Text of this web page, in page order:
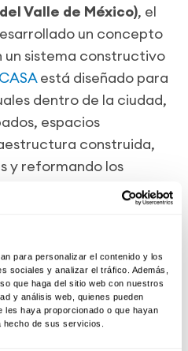
para personalizar el contenido y los
sociales y analizar el tráfico. Además,
que haga del sitio web con nuestros
y análisis web, quienes pueden
les haya proporcionado o que hayan
de sus servicios.
Valle de México), el
un concepto
un sistema constructivo
CASAestá diseñado para
dentro de la ciudad,
espacios
construida,
y reformando los
las azoteas y
aislamiento para la
eligió para sus
con perfiles